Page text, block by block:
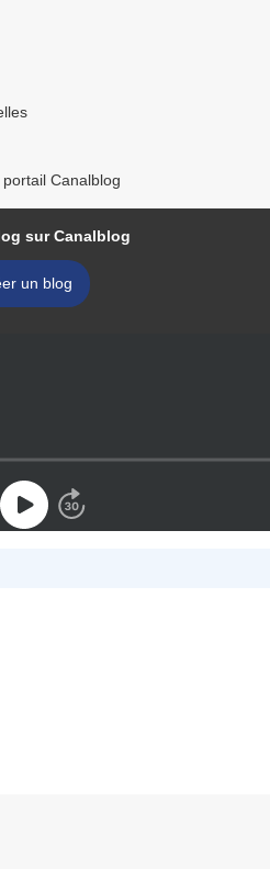
Canalblog
sur Canalblog
un blog